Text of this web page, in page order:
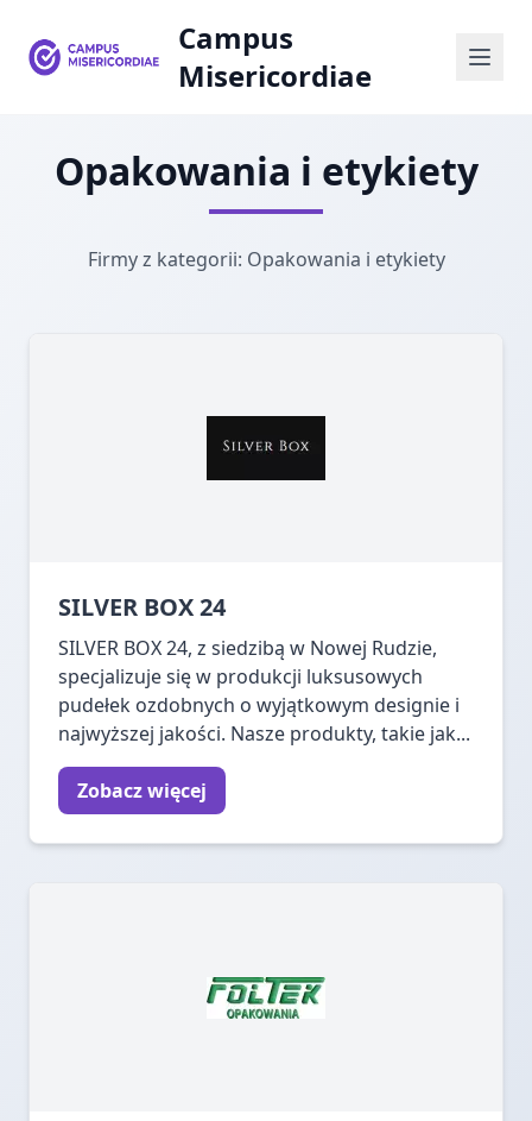
Campus
Misericordiae
Opakowania i etykiety
Firmy z kategorii: Opakowania i etykiety
SILVER BOX 24
SILVER BOX 24, z siedzibą w Nowej Rudzie,
specjalizuje się w produkcji luksusowych
pudełek ozdobnych o wyjątkowym designie i
najwyższej jakości. Nasze produkty, takie jak...
Zobacz więcej